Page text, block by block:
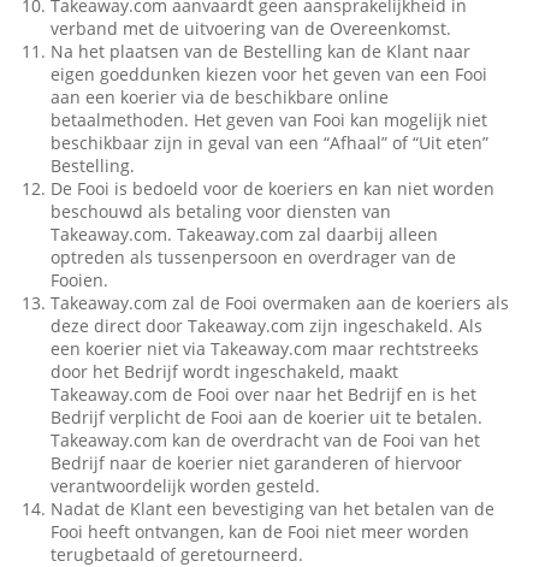
Takeaway.com aanvaardt geen aansprakelijkheid in
verband met de uitvoering van de Overeenkomst.
Na het plaatsen van de Bestelling kan de Klant naar
eigen goeddunken kiezen voor het geven van een Fooi
aan een koerier via de beschikbare online
betaalmethoden. Het geven van Fooi kan mogelijk niet
beschikbaar zijn in geval van een “Afhaal” of “Uit eten”
Bestelling.
De Fooi is bedoeld voor de koeriers en kan niet worden
beschouwd als betaling voor diensten van
Takeaway.com. Takeaway.com zal daarbij alleen
optreden als tussenpersoon en overdrager van de
Fooien.
Takeaway.com zal de Fooi overmaken aan de koeriers als
deze direct door Takeaway.com zijn ingeschakeld. Als
een koerier niet via Takeaway.com maar rechtstreeks
door het Bedrijf wordt ingeschakeld, maakt
Takeaway.com de Fooi over naar het Bedrijf en is het
Bedrijf verplicht de Fooi aan de koerier uit te betalen.
Takeaway.com kan de overdracht van de Fooi van het
Bedrijf naar de koerier niet garanderen of hiervoor
verantwoordelijk worden gesteld.
Nadat de Klant een bevestiging van het betalen van de
Fooi heeft ontvangen, kan de Fooi niet meer worden
terugbetaald of geretourneerd.